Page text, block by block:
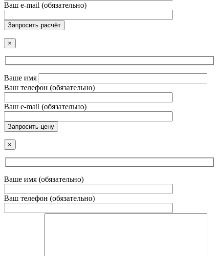
Ваш e-mail (обязательно)
Запросить расчёт
×
Ваше имя
Ваш телефон (обязательно)
Ваш e-mail (обязательно)
Запросить цену
×
Ваше имя (обязательно)
Ваш телефон (обязательно)